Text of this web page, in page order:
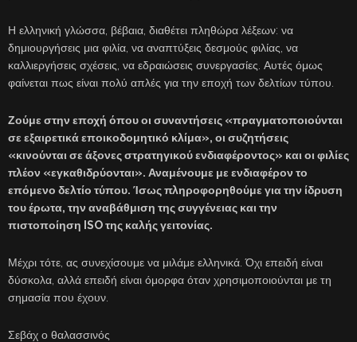
Η ελληνική γλώσσα, βέβαια, διαθέτει πληθώρα λέξεων: να
δημιουργήσεις μια φιλία, να αναπτύξεις δεσμούς φιλίας, να
καλλιεργήσεις σχέσεις, να εδραιώσεις συνεργασίες. Αυτές όμως
φαίνεται πως είναι πολύ απλές για την εποχή των δελτίων τύπου.
Ζούμε στην εποχή όπου οι συναντήσεις «πραγματοποιούνται
σε εξαιρετικά εποικοδομητικό κλίμα», οι συζητήσεις
«κινούνται σε άξονες στρατηγικού ενδιαφέροντος» και οι φιλίες
πλέον «εγκαθιδρύονται». Αναμένουμε με ενδιαφέρον το
επόμενο δελτίο τύπου. Ίσως πληροφορηθούμε για την ίδρυση
του έρωτα, την αναβάθμιση της συγγένειας και την
πιστοποίηση ISO της καλής γειτονίας.
Μέχρι τότε, ας συνεχίσουμε να μιλάμε ελληνικά. Όχι επειδή είναι
δύσκολα, αλλά επειδή είναι όμορφα όταν χρησιμοποιούνται με τη
σημασία που έχουν.
Σεβάχ ο θαλασσινός